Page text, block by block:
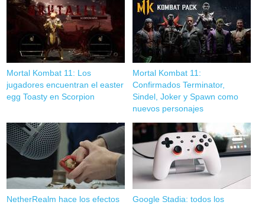
Mortal Kombat 11: Los
jugadores encuentran el easter
egg Toasty en Scorpion
Mortal Kombat 11:
Confirmados Terminator,
Sindel, Joker y Spawn como
nuevos personajes
NetherRealm hace los efectos
Google Stadia: todos los